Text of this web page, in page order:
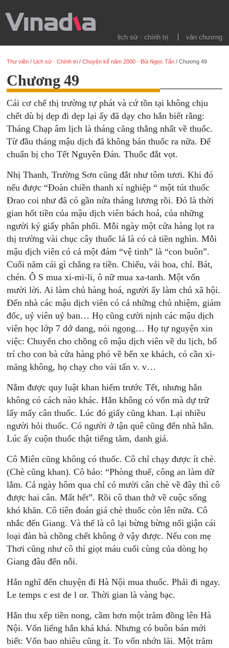
lịch sử · chính trị văn chương
Thư viện / Lịch sử · Chính trị /Chuyện kể năm 2000 - Bùi Ngọc Tấn /Chương 49
Chương 49
Cái cơ chế thị trường tự phát và cứ tồn tại không chịu
chết dù bị dẹp đi dẹp lại ấy đã dạy cho hắn biết rằng:
Tháng Chạp âm lịch là tháng căng thẳng nhất về thuốc.
Từ đầu tháng mậu dịch đã không bán thuốc ra nữa. Để
chuẩn bị cho Tết Nguyên Đán. Thuốc đắt vọt.
Nhị Thanh, Trường Sơn cũng đắt như tôm tươi. Khi đó
nếu được “Đoàn chiền thanh xí nghiệp “ một tút thuốc
Đrao coi như đã có gần nửa tháng lương rồi. Đó là thời
gian hốt tiền của mậu dịch viên bách hoá, của những
người ký giấy phân phối. Mỗi ngày một cửa hàng lọt ra
thị trường vài chục cây thuốc lá là có cả tiền nghìn. Mỗi
mậu dịch viên có cả một đám “vệ tinh” là “con buôn”.
Cuối năm cái gì chẳng ra tiền. Chiếu, vải hoa, chỉ. Bát,
chén. Ô S mua xi-mi-li, ô nữ mua xa-tanh. Một vốn
mười lời. Ai làm chủ hàng hoá, người ấy làm chủ xã hội.
Đến nhà các mậu dịch viên có cả những chủ nhiệm, giám
đốc, uỷ viên uỷ ban… Họ cũng cười nịnh các mậu dịch
viên học lớp 7 dở dang, nói ngọng… Họ tự nguyện xin
việc: Chuyển cho chồng cô mậu dịch viên về du lịch, bố
trí cho con bà cửa hàng phó về bến xe khách, có cần xi-
măng không, họ chạy cho vài tấn v. v…
Nắm được quy luật khan hiếm trước Tết, nhưng hắn
không có cách nào khác. Hắn không có vốn mà dự trữ
lấy mấy cân thuốc. Lúc đó giấy cũng khan. Lại nhiều
người hỏi thuốc. Có người ở tận quê cũng đến nhà hắn.
Lúc ấy cuộn thuốc thật tiếng tăm, danh giá.
Cô Miên cũng không có thuốc. Cô chỉ chạy được ít chè.
(Chè cũng khan). Cô bảo: “Phòng thuế, công an làm dữ
lắm. Cả ngày hôm qua chỉ có mười cân chè về đây thì cô
được hai cân. Mất hết”. Rồi cô than thở về cuộc sống
khó khăn. Cô tiên đoán giá chè thuốc còn lên nữa. Cô
nhắc đến Giang. Và thế là cô lại bừng bừng nổi giận cái
loại đàn bà chồng chết không ở vậy được. Nếu con mẹ
Thơi cũng như cô thì giọt máu cuối cùng của dòng họ
Giang đâu đến nỗi.
Hắn nghĩ đến chuyện đi Hà Nội mua thuốc. Phải đi ngay.
Le temps c est de l or. Thời gian là vàng bạc.
Hắn thu xếp tiền nong, cầm hơn một trăm đồng lên Hà
Nội. Vốn liếng hắn khá khá. Nhưng có buôn bán mới
biết: Vốn bao nhiêu cũng ít. To vốn nhớn lãi. Một trăm